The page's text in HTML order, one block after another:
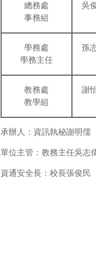
總務處
事務組
吳
學務處
學務主任
孫
教務處
教學組
謝
承辦人：資訊執秘謝明儒
單位主管：教務主任吳志
資通安全長：校長張俊民